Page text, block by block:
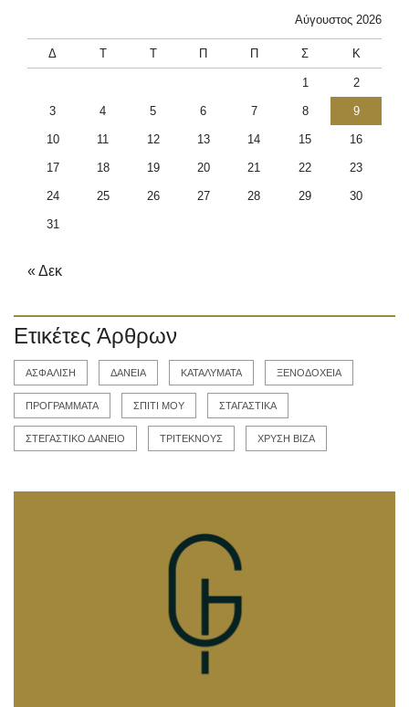
Αύγουστος 2026
Δ Τ Τ Π Π Σ Κ
1 2
3 4 5 6 7 8 9
10 11 12 13 14 15 16
17 18 19 20 21 22 23
24 25 26 27 28 29 30
31
« Δεκ
Ετικέτες Άρθρων
ΑΣΦΑΛΙΣΗ ΔΑΝΕΙΑ ΚΑΤΑΛΥΜΑΤΑ ΞΕΝΟΔΟΧΕΙΑ
ΠΡΟΓΡΑΜΜΑΤΑ ΣΠΙΤΙ ΜΟΥ ΣΤΑΓΑΣΤΙΚΑ
ΣΤΕΓΑΣΤΙΚΟ ΔΑΝΕΙΟ ΤΡΙΤΕΚΝΟΥΣ ΧΡΥΣΗ ΒΙΖΑ